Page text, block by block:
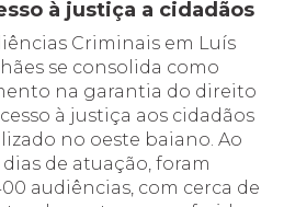
à justiça a cidadãos
Criminais em Luís
se consolida como
na garantia do direito
à justiça aos cidadãos
no oeste baiano. Ao
de atuação, foram
audiências, com cerca de